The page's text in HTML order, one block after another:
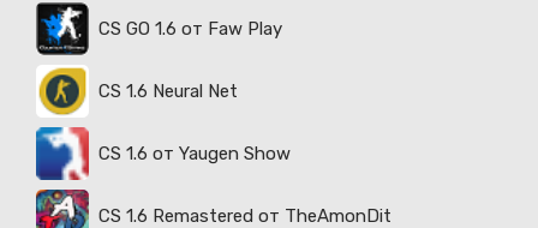
CS GO 1.6 от Faw Play
CS 1.6 Neural Net
CS 1.6 от Yaugen Show
CS 1.6 Remastered от TheAmonDit